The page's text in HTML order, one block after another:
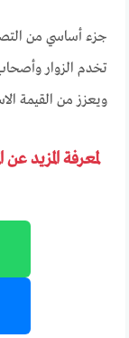
جزء أساسي من
تخدم الزوار
ويعزز من القيمة
لمعرفة المزيد